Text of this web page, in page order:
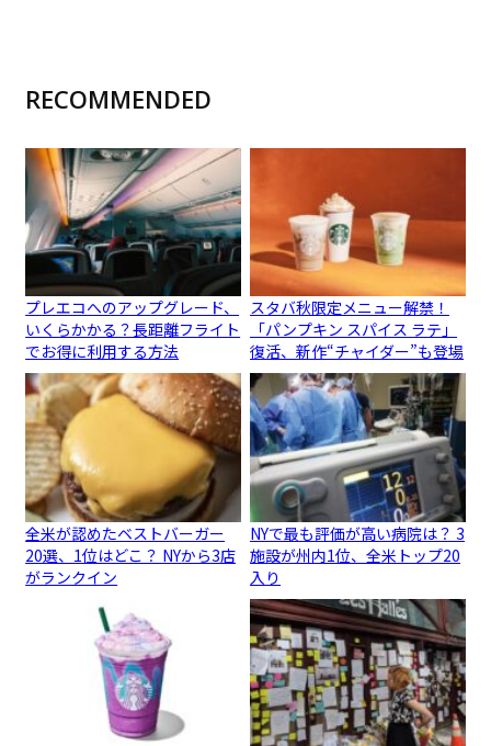
RECOMMENDED
プレエコへのアップグレード、
いくらかかる？長距離フライト
でお得に利用する方法
スタバ秋限定メニュー解禁！
「パンプキン スパイス ラテ」
復活、新作“チャイダー”も登場
全米が認めたベストバーガー
20選、1位はどこ？ NYから3店
がランクイン
NYで最も評価が高い病院は？ 3
施設が州内1位、全米トップ20
入り